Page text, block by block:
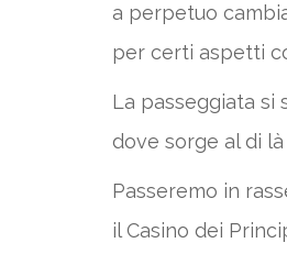
a perpetuo
per certi aspetti
La passeggiata si
dove sorge al di
Passeremo in
il Casino dei